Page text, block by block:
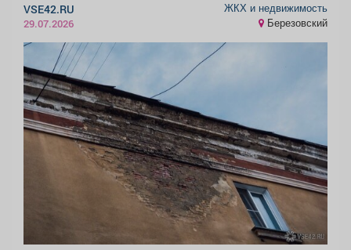
VSE42.RU
29.07.2026
ЖКХ и недвижимость
Березовский